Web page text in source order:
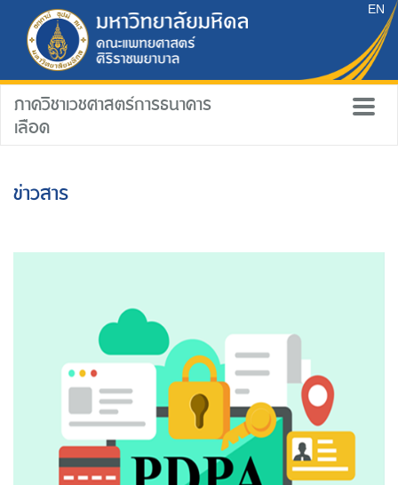
EN
ภาควิชาเวชศาสตร์การธนาคาร
เลือด
ข่าวสาร